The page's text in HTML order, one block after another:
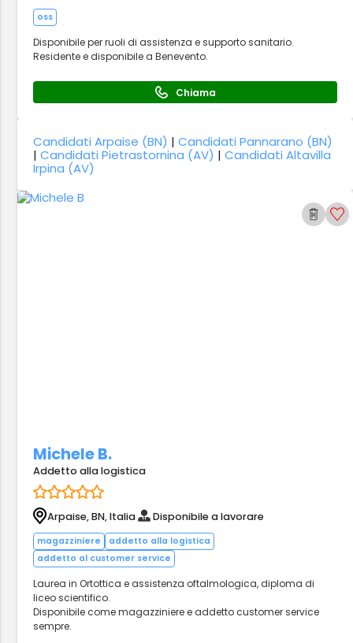
oss
Disponibile per ruoli di assistenza e supporto sanitario.
Residente e disponibile a Benevento.
Chiama
Candidati Arpaise (BN) |Candidati Pannarano (BN)
|Candidati Pietrastornina (AV) |Candidati Altavilla
Irpina (AV)
Michele B.
Addetto alla logistica
Arpaise, BN, Italia Disponibile a lavorare
magazziniere
addetto alla logistica
addetto al customer service
Laurea in Ortottica e assistenza oftalmologica, diploma di
liceo scientifico.
Disponibile come magazziniere e addetto customer service
sempre.